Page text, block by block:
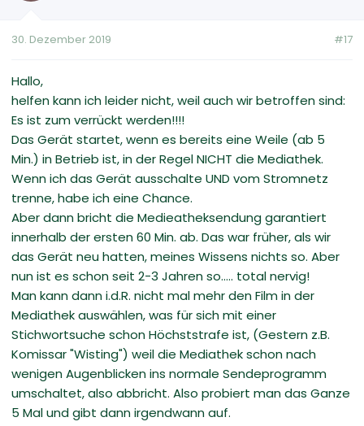
30. Dezember 2019 #17
Hallo,
helfen kann ich leider nicht, weil auch wir betroffen sind:
Es ist zum verrückt werden!!!!
Das Gerät startet, wenn es bereits eine Weile (ab 5
Min.) in Betrieb ist, in der Regel NICHT die Mediathek.
Wenn ich das Gerät ausschalte UND vom Stromnetz
trenne, habe ich eine Chance.
Aber dann bricht die Medieatheksendung garantiert
innerhalb der ersten 60 Min. ab. Das war früher, als wir
das Gerät neu hatten, meines Wissens nichts so. Aber
nun ist es schon seit 2-3 Jahren so..... total nervig!
Man kann dann i.d.R. nicht mal mehr den Film in der
Mediathek auswählen, was für sich mit einer
Stichwortsuche schon Höchststrafe ist, (Gestern z.B.
Komissar "Wisting") weil die Mediathek schon nach
wenigen Augenblicken ins normale Sendeprogramm
umschaltet, also abbricht. Also probiert man das Ganze
5 Mal und gibt dann irgendwann auf.